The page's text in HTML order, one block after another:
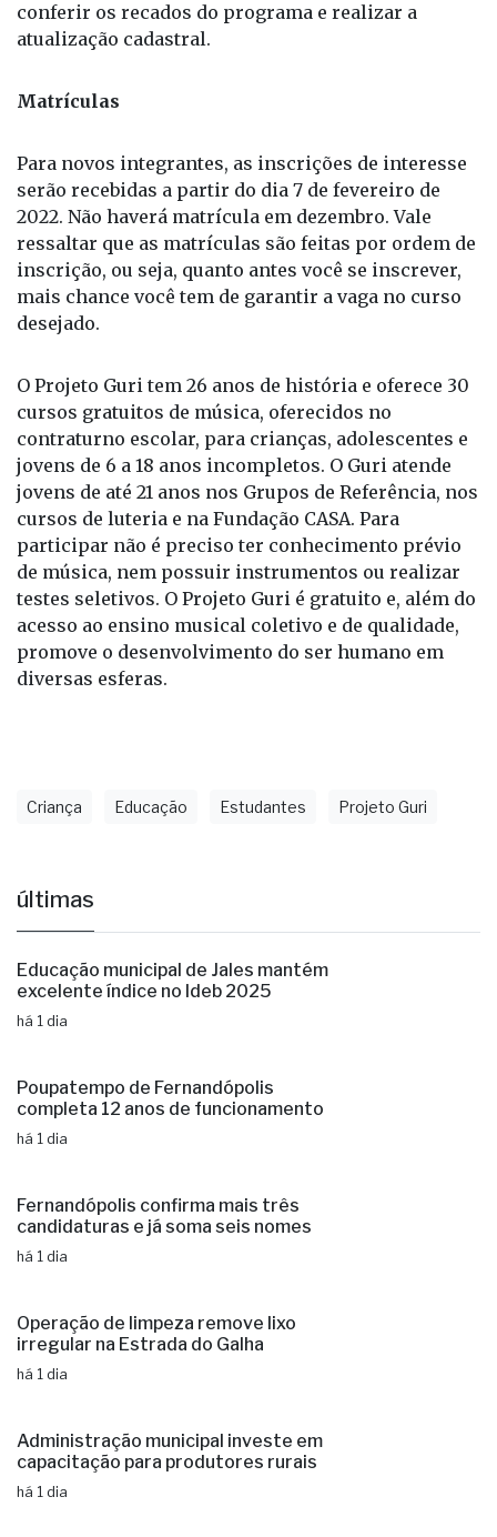
conferir os recados do programa e realizar a
atualização cadastral.
Matrículas
Para novos integrantes, as inscrições de interesse
serão recebidas a partir do dia 7 de fevereiro de
2022. Não haverá matrícula em dezembro. Vale
ressaltar que as matrículas são feitas por ordem de
inscrição, ou seja, quanto antes você se inscrever,
mais chance você tem de garantir a vaga no curso
desejado.
O Projeto Guri tem 26 anos de história e oferece 30
cursos gratuitos de música, oferecidos no
contraturno escolar, para crianças, adolescentes e
jovens de 6 a 18 anos incompletos. O Guri atende
jovens de até 21 anos nos Grupos de Referência, nos
cursos de luteria e na Fundação CASA. Para
participar não é preciso ter conhecimento prévio
de música, nem possuir instrumentos ou realizar
testes seletivos. O Projeto Guri é gratuito e, além do
acesso ao ensino musical coletivo e de qualidade,
promove o desenvolvimento do ser humano em
diversas esferas.
Criança Educação Estudantes Projeto Guri
últimas
Educação municipal de Jales mantém
excelente índice no Ideb 2025
há 1 dia
Poupatempo de Fernandópolis
completa 12 anos de funcionamento
há 1 dia
Fernandópolis confirma mais três
candidaturas e já soma seis nomes
há 1 dia
Operação de limpeza remove lixo
irregular na Estrada do Galha
há 1 dia
Administração municipal investe em
capacitação para produtores rurais
há 1 dia